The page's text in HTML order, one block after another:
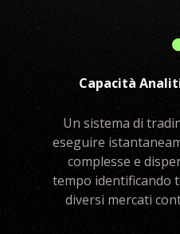
Capacità
Un sistema di
eseguire
complesse e
tempo identificando
diversi mercati